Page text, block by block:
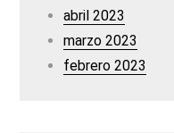
abril 2023
marzo 2023
febrero 2023